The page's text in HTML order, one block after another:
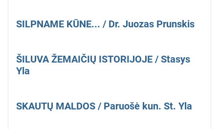
SILPNAME KŪNE... / Dr. Juozas Prunskis
ŠILUVA ŽEMAIČIŲ ISTORIJOJE / Stasys
Yla
SKAUTŲ MALDOS / Paruošė kun. St. Yla